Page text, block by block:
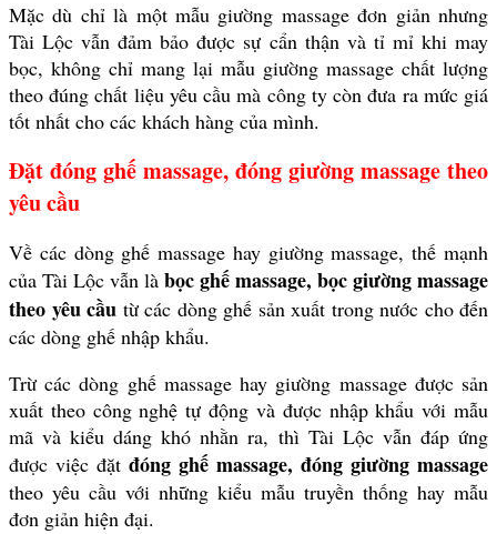
Mặc dù chỉ là một mẫu giường massage đơn giản nhưng
Tài Lộc vẫn đảm bảo được sự cẩn thận và tỉ mỉ khi may
bọc, không chỉ mang lại mẫu giường massage chất lượng
theo đúng chất liệu yêu cầu mà công ty còn đưa ra mức giá
tốt nhất cho các khách hàng của mình.
Đặt đóng ghế massage, đóng giường massage theo
yêu cầu
Về các dòng ghế massage hay giường massage, thế mạnh
của Tài Lộc vẫn là bọc ghế massage, bọc giường massage
theo yêu cầu từ các dòng ghế sản xuất trong nước cho đến
các dòng ghế nhập khẩu.
Trừ các dòng ghế massage hay giường massage được sản
xuất theo công nghệ tự động và được nhập khẩu với mẫu
mã và kiểu dáng khó nhằn ra, thì Tài Lộc vẫn đáp ứng
được việc đặt đóng ghế massage, đóng giường massage
theo yêu cầu với những kiểu mẫu truyền thống hay mẫu
đơn giản hiện đại.